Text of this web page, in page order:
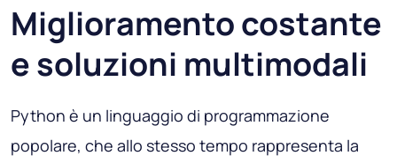
Miglioramento costante
e soluzioni multimodali
Python è un linguaggio di programmazione
popolare, che allo stesso tempo rappresenta la